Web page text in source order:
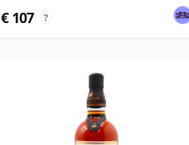
€ 107 ?